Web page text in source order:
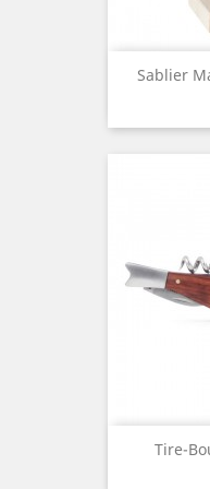
Sablier
Tire-